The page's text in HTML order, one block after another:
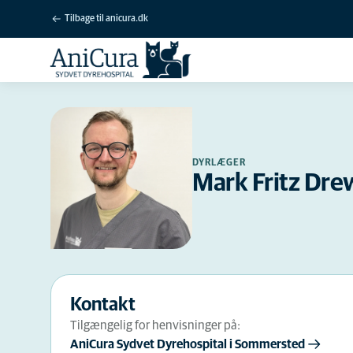
Tilbage til anicura.dk
DYRLÆGER
Mark Fritz
Kontakt
Tilgængelig for henvisninger på:
AniCura Sydvet Dyrehospital i Sommersted